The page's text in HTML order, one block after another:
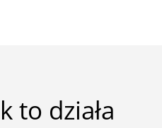
to działa